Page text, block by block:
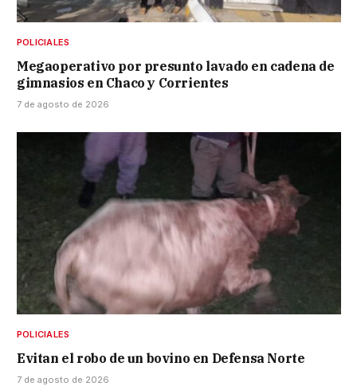
POLICIALES
Megaoperativo por presunto lavado en cadena de
gimnasios en Chaco y Corrientes
7 de agosto de 2026
POLICIALES
Evitan el robo de un bovino en Defensa Norte
7 de agosto de 2026